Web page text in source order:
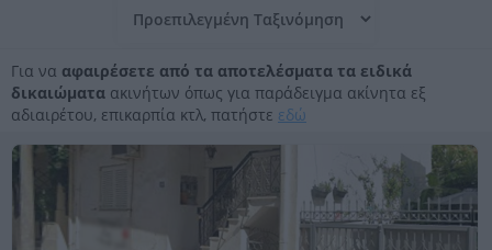
Για να αφαιρέσετε από τα αποτελέσματα τα ειδικά
δικαιώματα ακινήτων όπως για παράδειγμα ακίνητα εξ
αδιαιρέτου, επικαρπία κτλ, πατήστε εδώ